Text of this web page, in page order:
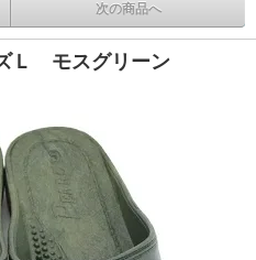
次の商品へ
Ｌ モスグリーン